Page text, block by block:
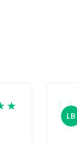
LB